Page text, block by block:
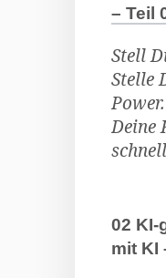
– Teil
Stell
Stelle
Power.
Deine
02 KI-
mit KI